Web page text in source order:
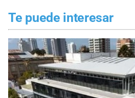
Te puede interesar